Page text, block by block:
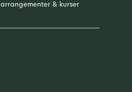
arrangementer & kurser